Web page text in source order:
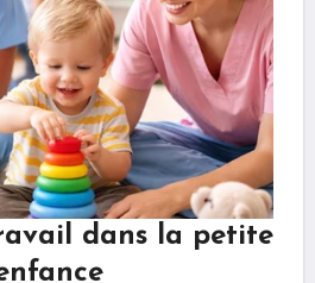
dans la petite